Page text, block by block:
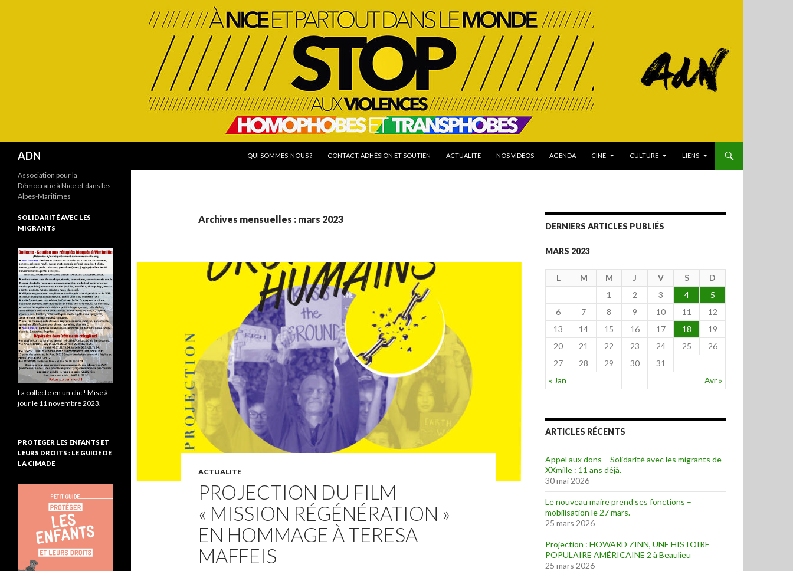
ADN
QUI SOMMES-NOUS ?
CONTACT, ADHÉSION ET SOUTIEN ACTUALITE NOS VIDEOS AGENDA CINE CULTURE LIENS
Archives mensuelles : mars 2023
ACTUALITE
PROJECTION DU FILM
« MISSION RÉGÉNÉRATION »
EN HOMMAGE À TERESA
MAFFEIS
DERNIERS ARTICLES PUBLIÉS
MARS 2023
L M M J V S D
« Jan Avr »
1 2 3 4
5
6
7 8 9 10 11
12
13
14 15 16 17 18
19
20
21 22 23 24 25
26
27
28 29 30 31
ARTICLES RÉCENTS
Appel aux dons – Solidarité avec les migrants de
XXmille : 11 ans déjà.
30 mai 2026
Le nouveau maire prend ses fonctions –
mobilisation le 27 mars.
25 mars 2026
Projection : HOWARD ZINN, UNE HISTOIRE
POPULAIRE AMÉRICAINE 2 à Beaulieu
25 mars 2026
Association pour la
Démocratie à Nice et dans les
Alpes-Maritimes
SOLIDARITÉ AVEC LES
MIGRANTS
La collecte en un clic ! Mise à
jour le 11 novembre 2023.
PROTÉGER LES ENFANTS ET
LEURS DROITS : LE GUIDE DE
LA CIMADE